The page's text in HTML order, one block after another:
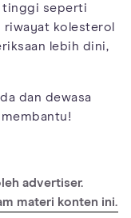
tinggi seperti
kolesterol
lebih dini,
dan dewasa
11918-
advertiser.
materi konten ini.